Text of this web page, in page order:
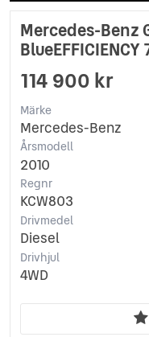
Mercedes-Benz
114 900 kr
Märke
Mercedes-Benz
Årsmodell
2010
Regnr
KCW803
Drivmedel
Diesel
Drivhjul
4WD